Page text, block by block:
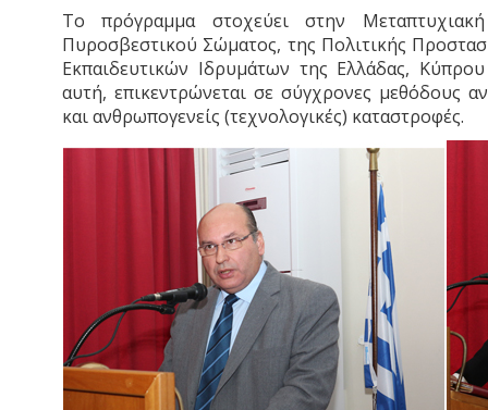
Το πρόγραμμα στοχεύει στην
Πυροσβεστικού Σώματος, της Πολιτικής
Εκπαιδευτικών Ιδρυμάτων της Ελλάδας,
αυτή, επικεντρώνεται σε σύγχρονες μεθόδους
και ανθρωπογενείς (τεχνολογικές) καταστροφές.